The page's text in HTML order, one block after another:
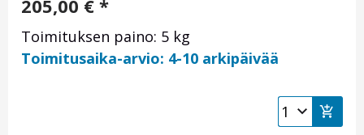
205,00 € *
Toimituksen paino: 5 kg
Toimitusaika-arvio: 4-10 arkipäivää